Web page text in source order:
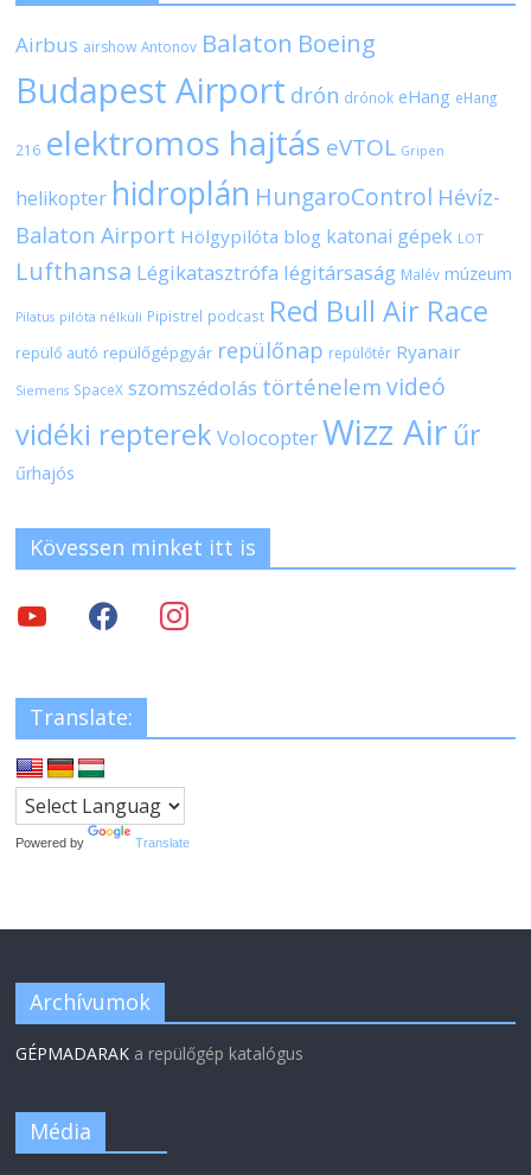
Airbus airshow Antonov Balaton Boeing
Budapest Airport drón drónok eHang eHang
216 elektromos hajtás eVTOL Gripen
helikopter hidroplán HungaroControl Hévíz-
Balaton Airport Hölgypilóta blog katonai gépek LOT
Lufthansa Légikatasztrófa légitársaság Malév múzeum
Pilatus pilóta nélküli Pipistrel podcast Red Bull Air Race
repülő autó repülőgépgyár repülőnap repülőtér Ryanair
Siemens SpaceX szomszédolás történelem videó
vidéki repterek VolocopterWizz Air űr
űrhajós
Kövessen minket itt is
Translate:
Powered by Translate
Archívumok
GÉPMADARAK a repülőgép katalógus
Média